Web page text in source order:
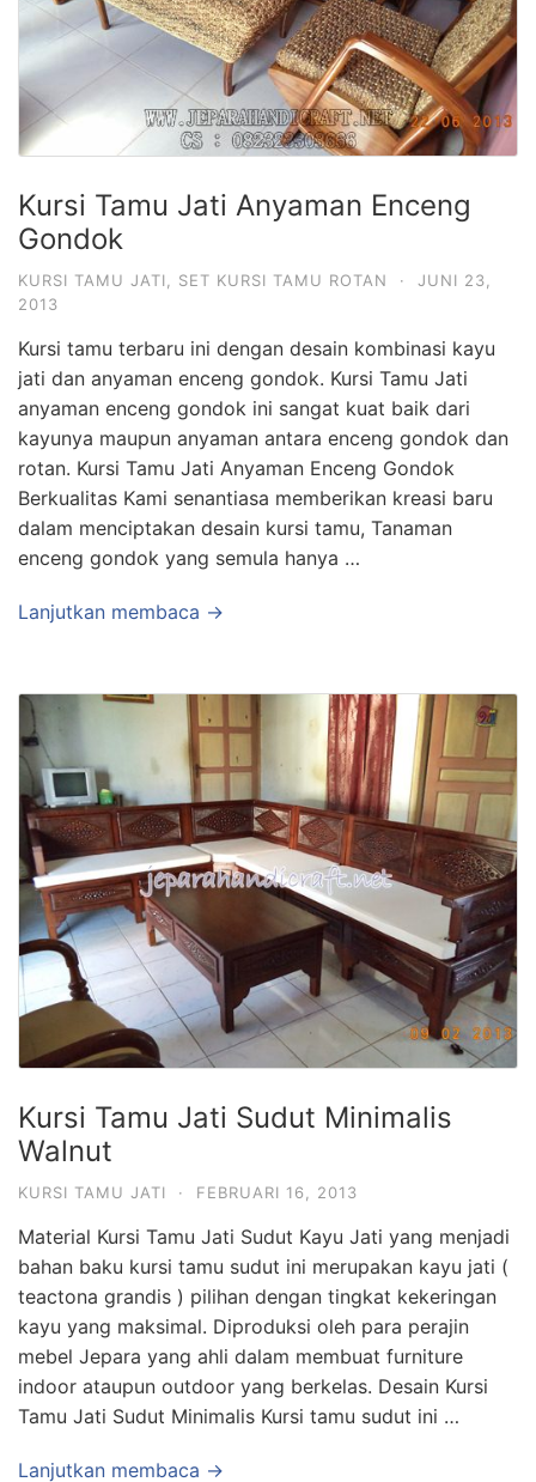
Kursi Tamu Jati Anyaman Enceng
Gondok
KURSI TAMU JATI SET KURSI TAMU ROTAN ·
JUNI 23,
2013
Kursi tamu terbaru ini dengan desain kombinasi kayu
jati dan anyaman enceng gondok. Kursi Tamu Jati
anyaman enceng gondok ini sangat kuat baik dari
kayunya maupun anyaman antara enceng gondok dan
rotan. Kursi Tamu Jati Anyaman Enceng Gondok
Berkualitas Kami senantiasa memberikan kreasi baru
dalam menciptakan desain kursi tamu, Tanaman
enceng gondok yang semula hanya …
Lanjutkan membaca →
Kursi Tamu Jati Sudut Minimalis
Walnut
KURSI TAMU JATI · FEBRUARI 16, 2013
Material Kursi Tamu Jati Sudut Kayu Jati yang menjadi
bahan baku kursi tamu sudut ini merupakan kayu jati (
teactona grandis ) pilihan dengan tingkat kekeringan
kayu yang maksimal. Diproduksi oleh para perajin
mebel Jepara yang ahli dalam membuat furniture
indoor ataupun outdoor yang berkelas. Desain Kursi
Tamu Jati Sudut Minimalis Kursi tamu sudut ini …
Lanjutkan membaca →